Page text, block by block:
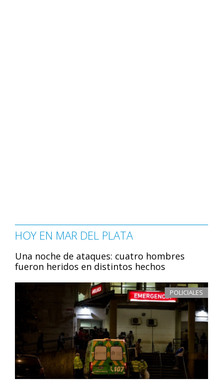
HOY EN MAR DEL PLATA
Una noche de ataques: cuatro hombres
fueron heridos en distintos hechos
POLICIALES